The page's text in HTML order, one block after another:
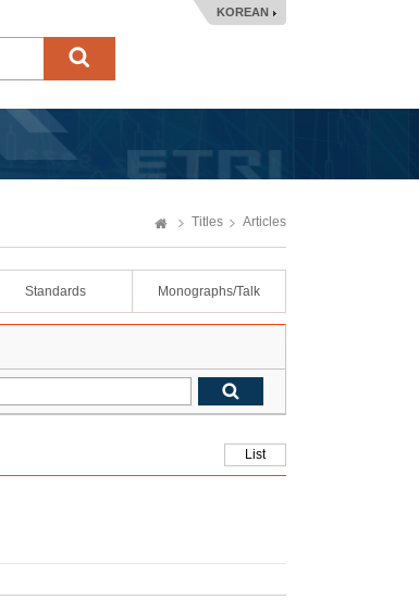
KOREAN
Titles Articles
Standards Monographs/Talk
List